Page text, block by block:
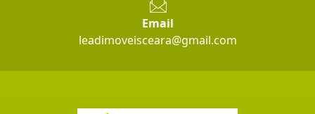
Email
leadimoveisceara@gmail.com